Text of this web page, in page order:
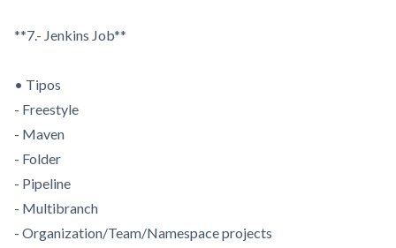
**7.- Jenkins Job**
• Tipos
- Freestyle
- Maven
- Folder
- Pipeline
- Multibranch
- Organization/Team/Namespace projects